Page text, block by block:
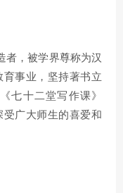
者，被学界尊称为汉
事业，坚持著书立
七十二堂写作课》
受广大师生的喜爱和